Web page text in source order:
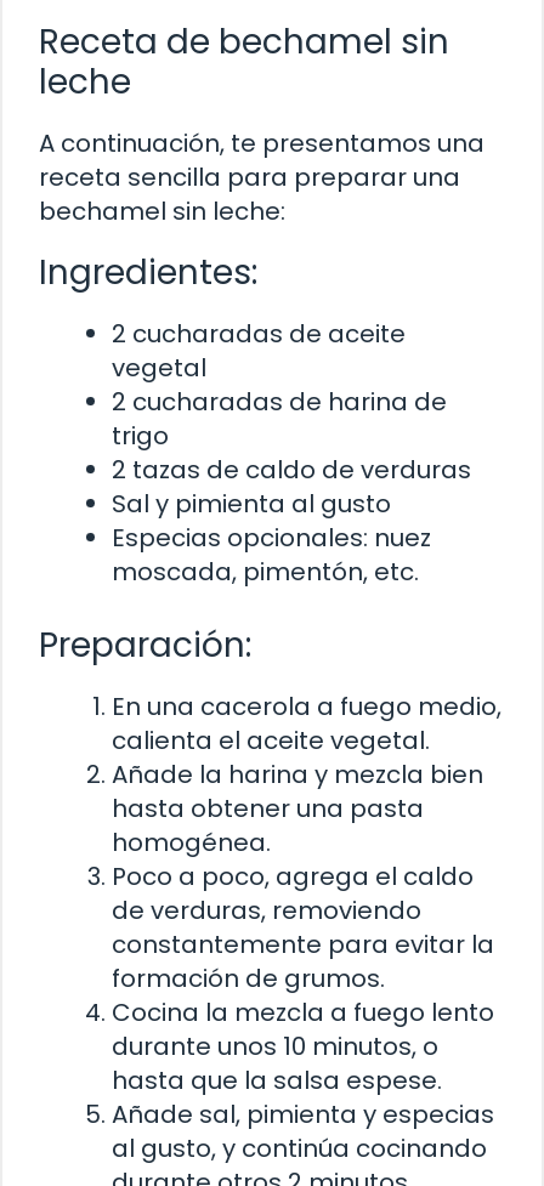
Receta de bechamel sin
leche
A continuación, te presentamos una
receta sencilla para preparar una
bechamel sin leche:
Ingredientes:
2 cucharadas de aceite
vegetal
2 cucharadas de harina de
trigo
2 tazas de caldo de verduras
Sal y pimienta al gusto
Especias opcionales: nuez
moscada, pimentón, etc.
Preparación:
En una cacerola a fuego medio,
calienta el aceite vegetal.
Añade la harina y mezcla bien
hasta obtener una pasta
homogénea.
Poco a poco, agrega el caldo
de verduras, removiendo
constantemente para evitar la
formación de grumos.
Cocina la mezcla a fuego lento
durante unos 10 minutos, o
hasta que la salsa espese.
Añade sal, pimienta y especias
al gusto, y continúa cocinando